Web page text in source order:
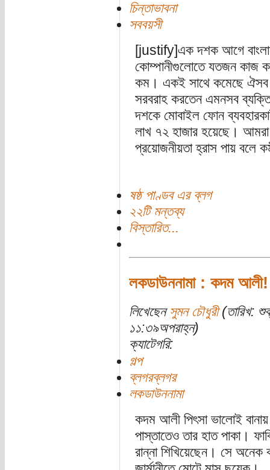
চিন্তাভাবনা
সববয়সী
[justify]এক দশক আগে
কোম্পানীগুলোতে যতজন কাজ
কম। একই সাথে কমেছে ঐসব
সরবরাহ করতেন এমনসব
দশকে মোবাইল ফোন
লাখ ৭২ হাজার হয়েছে।
প্রয়োজনীয়তা হ্রাস পায় বলে
ষষ্ঠ পাণ্ডব এর ব্লগ
২২টি মন্তব্য
বিস্তারিত...
লকডাউননামা : কদম আলী!
লিখেছেন সুমন চৌধুরী(তারিখ:
১১:৩৯অপরাহ্ন)
ক্যাটেগরি:
গল্প
ব্লগরব্লগর
লকডাউননামা
কদম আলী পিৎসা ভালোই
পাস্তাতেও তার হাত পাকা।
রান্না শিখিয়েছেন। সে